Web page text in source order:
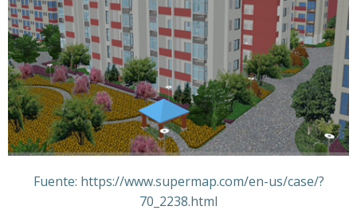
Fuente: https://www.supermap.com/en-us/case/?
70_2238.html